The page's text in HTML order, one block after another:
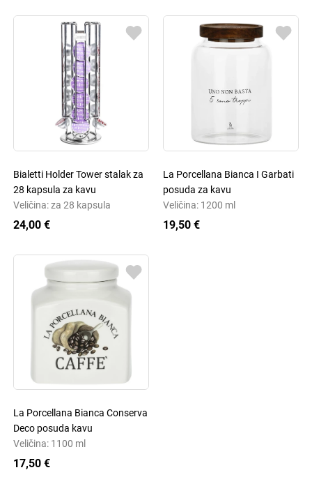
Bialetti Holder Tower stalak za
28 kapsula za kavu
Veličina: za 28 kapsula
24,00 €
La Porcellana Bianca I Garbati
posuda za kavu
Veličina: 1200 ml
19,50 €
La Porcellana Bianca Conserva
Deco posuda kavu
Veličina: 1100 ml
17,50 €